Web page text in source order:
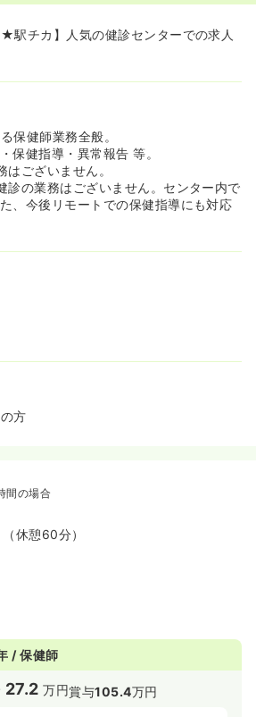
駅チカ】人気の健診センターでの求人
保健師業務全般。
保健指導・異常報告 等。
ございません。
診の業務はございません。センター内で
、今後リモートでの保健指導にも対応
方
間の場合
休憩60分）
/ 保健師
27.2 万円賞与105.4万円